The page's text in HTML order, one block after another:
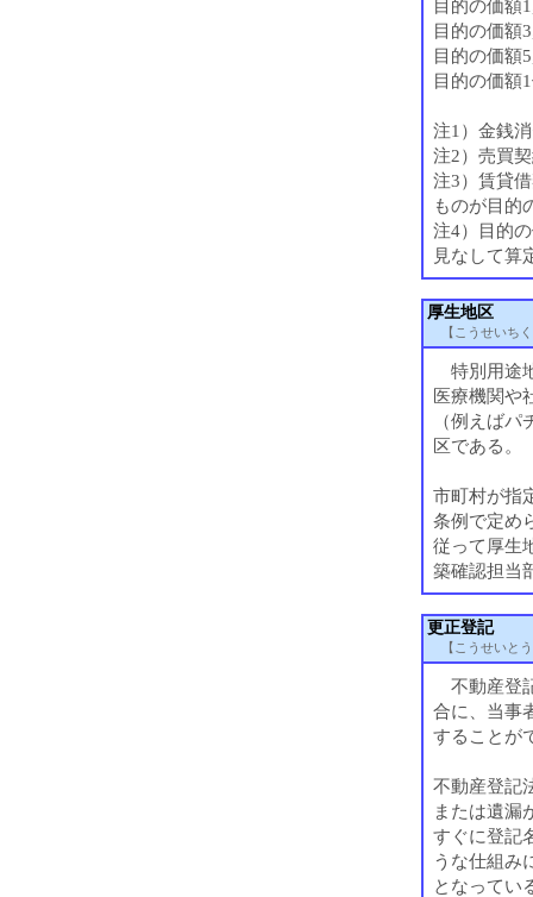
目的の価額
目的の価額
目的の価額
目的の価額
注1）金銭
注2）売買
注3）賃貸
ものが目的
注4）目的
見なして算
厚生地区
【こうせいち
特別用途
医療機関や
（例えば
区である。
市町村が指
条例で定め
従って厚生
築確認担当
更正登記
【こうせいと
不動産登
合に、当事
することが
不動産登記
または遺漏
すぐに登記
うな仕組み
となってい